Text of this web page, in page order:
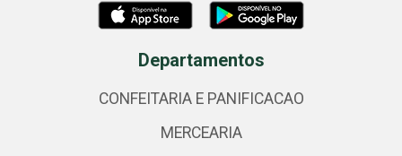
Departamentos
CONFEITARIA E PANIFICACAO
MERCEARIA